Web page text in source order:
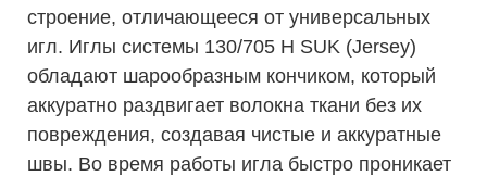
строение, отличающееся от универсальных
игл. Иглы системы 130/705 H SUK (Jersey)
обладают шарообразным кончиком, который
аккуратно раздвигает волокна ткани без их
повреждения, создавая чистые и аккуратные
швы. Во время работы игла быстро проникает